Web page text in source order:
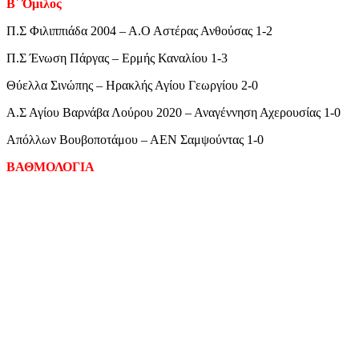
Β΄ Όμιλος
Π.Σ Φιλιππιάδα 2004 – Α.Ο Αστέρας Ανθούσας 1-2
Π.Σ Ένωση Πάργας – Ερμής Καναλίου 1-3
Θύελλα Σινώπης – Ηρακλής Αγίου Γεωργίου 2-0
Α.Σ Αγίου Βαρνάβα Λούρου 2020 – Αναγέννηση Αχερουσίας 1-0
Απόλλων Βουβοποτάμου – ΑΕΝ Σαμψούντας 1-0
ΒΑΘΜΟΛΟΓΙΑ